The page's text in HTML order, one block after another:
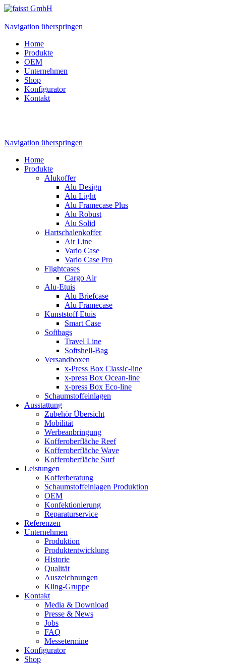
Navigation überspringen
Home
Produkte
OEM
Unternehmen
Shop
Konfigurator
Kontakt
Navigation überspringen
Home
Produkte
Alukoffer
Alu Design
Alu Light
Alu Framecase Plus
Alu Robust
Alu Solid
Hartschalenkoffer
Air Line
Vario Case
Vario Case Pro
Flightcases
Cargo Air
Alu-Etuis
Alu Briefcase
Alu Framecase
Kunststoff Etuis
Smart Case
Softbags
Travel Line
Softshell-Bag
Versandboxen
x-Press Box Classic-line
x-press Box Ocean-line
x-press Box Eco-line
Schaumstoffeinlagen
Ausstattung
Zubehör Übersicht
Mobilität
Werbeanbringung
Kofferoberfläche Reef
Kofferoberfläche Wave
Kofferoberfläche Surf
Leistungen
Kofferberatung
Schaumstoffeinlagen Produktion
OEM
Konfektionierung
Reparaturservice
Referenzen
Unternehmen
Produktion
Produktentwicklung
Historie
Qualität
Auszeichnungen
Kling-Gruppe
Kontakt
Media & Download
Presse & News
Jobs
FAQ
Messetermine
Konfigurator
Shop